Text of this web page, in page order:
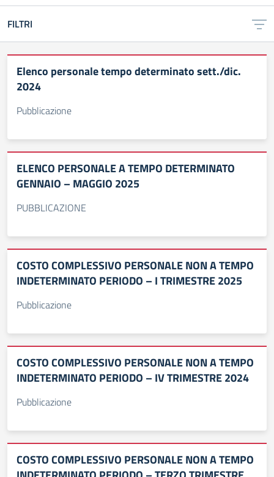
FILTRI
Elenco personale tempo determinato sett./dic.
2024
Pubblicazione
ELENCO PERSONALE A TEMPO DETERMINATO
GENNAIO – MAGGIO 2025
PUBBLICAZIONE
COSTO COMPLESSIVO PERSONALE NON A TEMPO
INDETERMINATO PERIODO – I TRIMESTRE 2025
Pubblicazione
COSTO COMPLESSIVO PERSONALE NON A TEMPO
INDETERMINATO PERIODO – IV TRIMESTRE 2024
Pubblicazione
COSTO COMPLESSIVO PERSONALE NON A TEMPO